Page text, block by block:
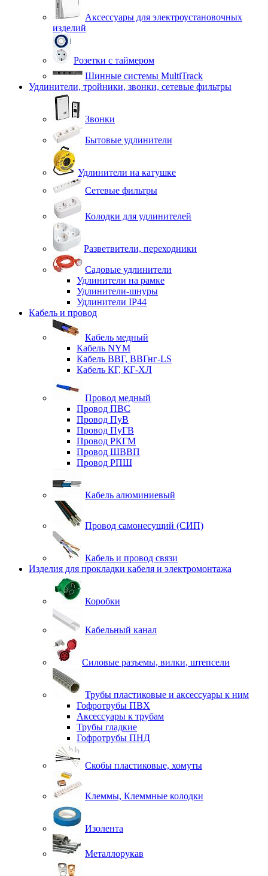
Аксессуары для электроустановочных
изделий
Розетки с таймером
Шинные системы MultiTrack
Удлинители, тройники, звонки, сетевые фильтры
Звонки
Бытовые удлинители
Удлинители на катушке
Сетевые фильтры
Колодки для удлинителей
Разветвители, переходники
Садовые удлинители
Удлинители на рамке
Удлинители-шнуры
Удлинители IP44
Кабель и провод
Кабель медный
Кабель NYM
Кабель ВВГ, ВВГнг-LS
Кабель КГ, КГ-ХЛ
Провод медный
Провод ПВС
Провод ПуВ
Провод ПуГВ
Провод РКГМ
Провод ШВВП
Провод РПШ
Кабель алюминиевый
Провод самонесущий (СИП)
Кабель и провод связи
Изделия для прокладки кабеля и электромонтажа
Коробки
Кабельный канал
Силовые разъемы, вилки, штепсели
Трубы пластиковые и аксессуары к ним
Гофротрубы ПВХ
Аксессуары к трубам
Трубы гладкие
Гофротрубы ПНД
Скобы пластиковые, хомуты
Клеммы, Клеммные колодки
Изолента
Металлорукав